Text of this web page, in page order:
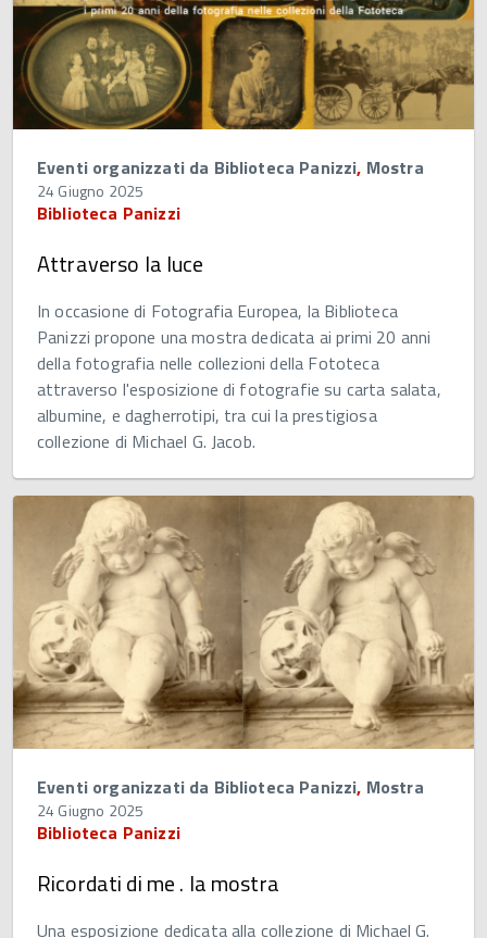
Eventi organizzati da Biblioteca Panizzi, Mostra
24 Giugno 2025
Biblioteca Panizzi
Attraverso la luce
In occasione di Fotografia Europea, la Biblioteca
Panizzi propone una mostra dedicata ai primi 20 anni
della fotografia nelle collezioni della Fototeca
attraverso l'esposizione di fotografie su carta salata,
albumine, e dagherrotipi, tra cui la prestigiosa
collezione di Michael G. Jacob.
Eventi organizzati da Biblioteca Panizzi, Mostra
24 Giugno 2025
Biblioteca Panizzi
Ricordati di me . la mostra
Una esposizione dedicata alla collezione di Michael G.